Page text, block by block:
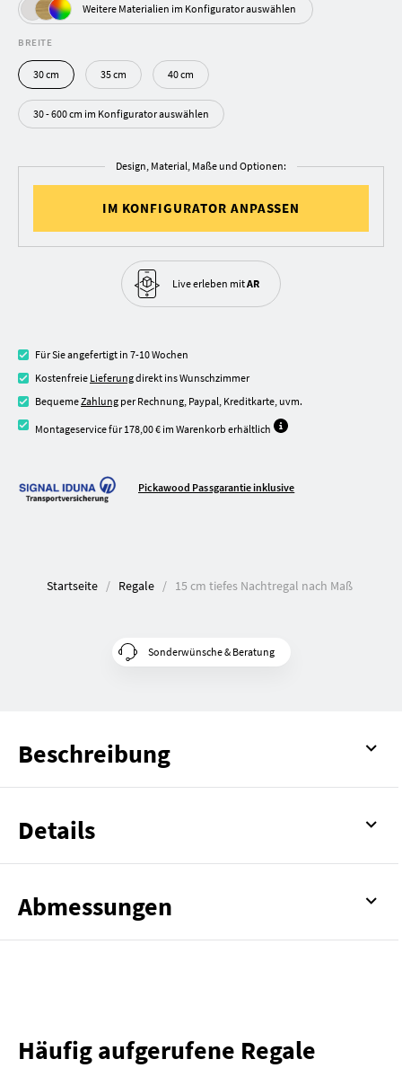
Weitere Materialien im Konfigurator auswählen
BREITE
30 cm 35 cm 40 cm
30 - 600 cm im Konfigurator auswählen
Design, Material, Maße und Optionen:
IM KONFIGURATOR ANPASSEN
Live erleben mitAR
Für Sie angefertigt in 7-10 Wochen
Kostenfreie Lieferungdirekt ins Wunschzimmer
BequemeZahlung per Rechnung, Paypal, Kreditkarte, uvm.
Montageservice für 178,00 € im Warenkorb erhältlich
Pickawood Passgarantie inklusive
Startseite Regale 15 cm tiefes Nachtregal nach Maß
Sonderwünsche & Beratung
Beschreibung
Details
Abmessungen
Häufig aufgerufene Regale